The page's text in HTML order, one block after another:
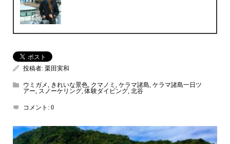
投稿者: 栗田実和
ウミガメ きれいな景色, クマノミ ケラマ諸島 ケラマ諸島一日ツ
アー
スノーケリング,体験ダイビング, 北谷
コメント: 0